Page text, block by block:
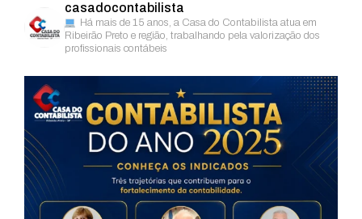
casadocontabilista
Há mais de 15 anos, a Casa do Contabilista atua em
Ribeirão Preto e região, trabalhando pela valorização dos
profissionais contábeis